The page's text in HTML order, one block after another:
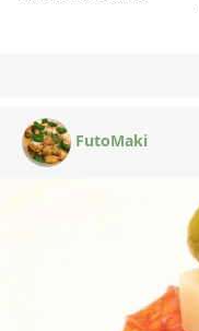
FutoMaki